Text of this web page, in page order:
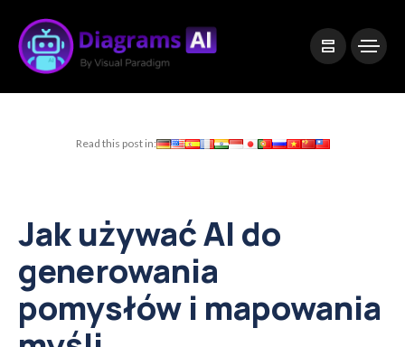
Read this post in:
Jak używać AI do
generowania
pomysłów i mapowania